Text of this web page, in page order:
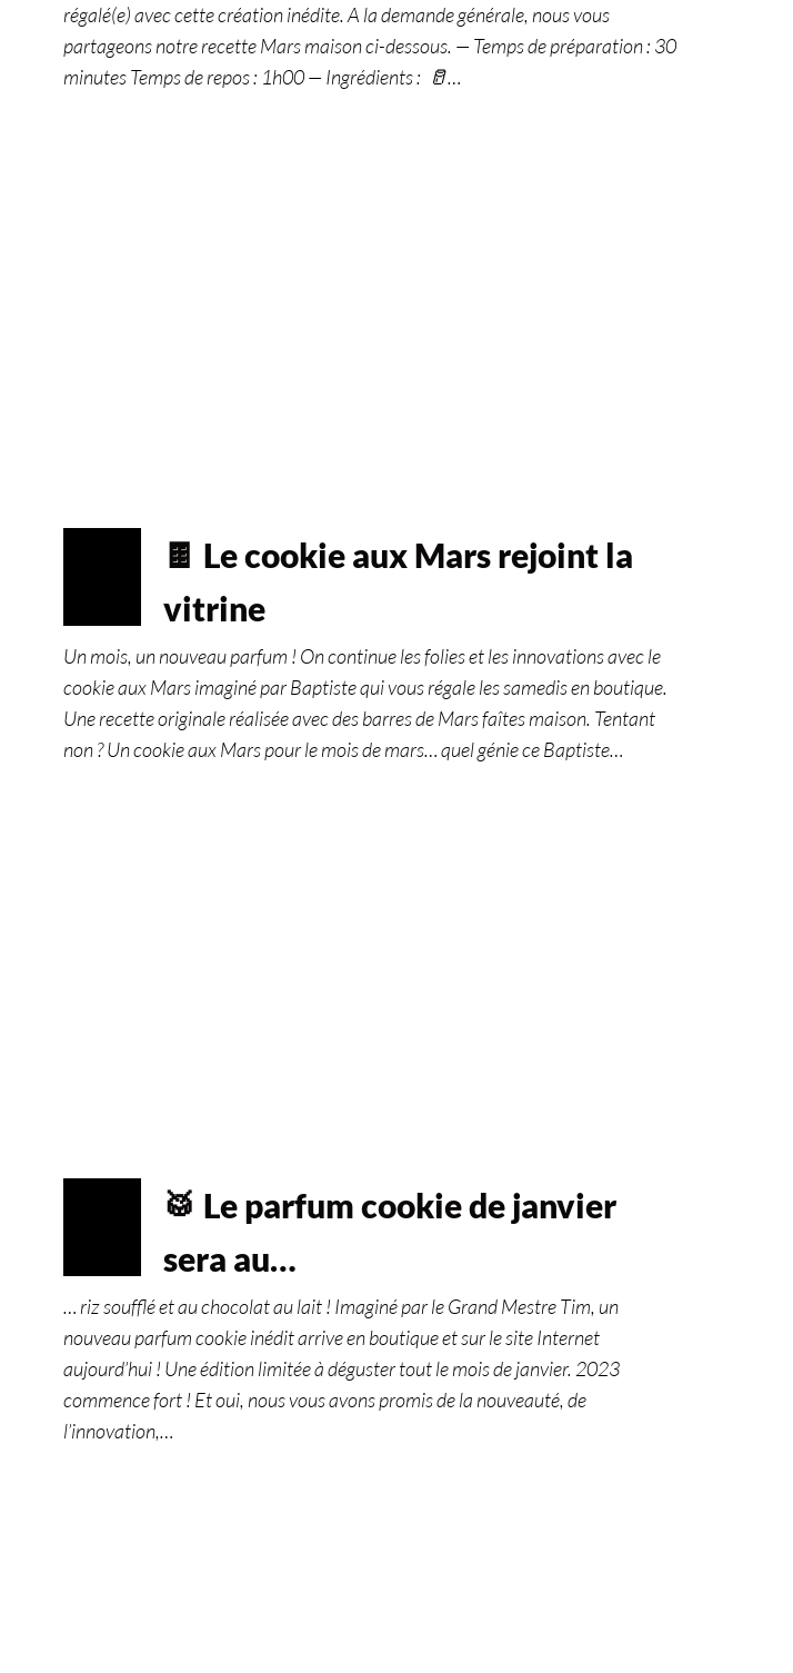
régalé(e) avec cette création inédite. A la demande générale, nous vous
partageons notre recette Mars maison ci-dessous. — Temps de préparation : 30
minutes Temps de repos : 1h00 — Ingrédients : 🥛…
🍫 Le cookie aux Mars rejoint la
vitrine
Un mois, un nouveau parfum ! On continue les folies et les innovations avec le
cookie aux Mars imaginé par Baptiste qui vous régale les samedis en boutique.
Une recette originale réalisée avec des barres de Mars faîtes maison. Tentant
non ? Un cookie aux Mars pour le mois de mars… quel génie ce Baptiste…
🥁 Le parfum cookie de janvier
sera au…
… riz soufflé et au chocolat au lait ! Imaginé par le Grand Mestre Tim, un
nouveau parfum cookie inédit arrive en boutique et sur le site Internet
aujourd’hui ! Une édition limitée à déguster tout le mois de janvier. 2023
commence fort ! Et oui, nous vous avons promis de la nouveauté, de
l’innovation,…